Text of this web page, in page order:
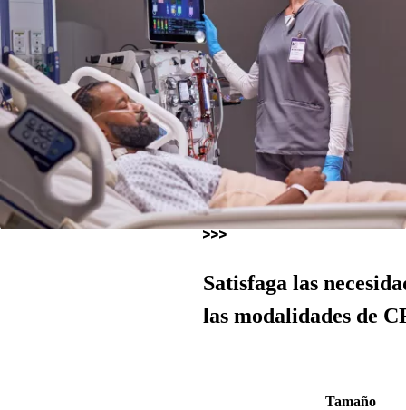
Satisfaga las
las modalidades de
Tamaño